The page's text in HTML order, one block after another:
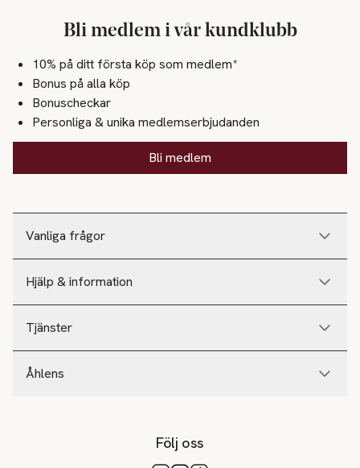
Vanliga frågor
Hjälp & information
Tjänster
Åhlens
Bli medlem i vår kundklubb
10% på ditt första köp som medlem*
Bonus på alla köp
Bonuscheckar
Personliga & unika medlemserbjudanden
Bli medlem
Följ oss